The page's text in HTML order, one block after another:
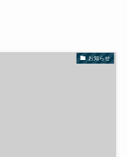
お知らせ